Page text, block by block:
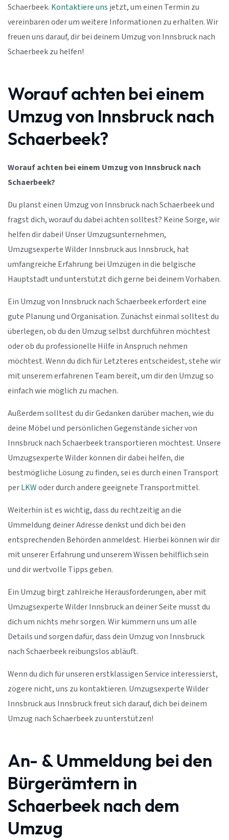
Schaerbeek. Kontaktiere uns jetzt, um einen Termin zu
vereinbaren oder um weitere Informationen zu erhalten. Wir
freuen uns darauf, dir bei deinem Umzug von Innsbruck nach
Schaerbeek zu helfen!
Worauf achten bei einem
Umzug von Innsbruck nach
Schaerbeek?
Worauf achten bei einem Umzug von Innsbruck nach
Schaerbeek?
Du planst einen Umzug von Innsbruck nach Schaerbeek und
fragst dich, worauf du dabei achten solltest? Keine Sorge, wir
helfen dir dabei! Unser Umzugsunternehmen,
Umzugsexperte Wilder Innsbruck aus Innsbruck, hat
umfangreiche Erfahrung bei Umzügen in die belgische
Hauptstadt und unterstützt dich gerne bei deinem Vorhaben.
Ein Umzug von Innsbruck nach Schaerbeek erfordert eine
gute Planung und Organisation. Zunächst einmal solltest du
überlegen, ob du den Umzug selbst durchführen möchtest
oder ob du professionelle Hilfe in Anspruch nehmen
möchtest. Wenn du dich für Letzteres entscheidest, stehe wir
mit unserem erfahrenen Team bereit, um dir den Umzug so
einfach wie möglich zu machen.
Außerdem solltest du dir Gedanken darüber machen, wie du
deine Möbel und persönlichen Gegenstände sicher von
Innsbruck nach Schaerbeek transportieren möchtest. Unsere
Umzugsexperte Wilder können dir dabei helfen, die
bestmögliche Lösung zu finden, sei es durch einen Transport
perLKWoder durch andere geeignete Transportmittel.
Weiterhin ist es wichtig, dass du rechtzeitig an die
Ummeldung deiner Adresse denkst und dich bei den
entsprechenden Behörden anmeldest. Hierbei können wir dir
mit unserer Erfahrung und unserem Wissen behilflich sein
und dir wertvolle Tipps geben.
Ein Umzug birgt zahlreiche Herausforderungen, aber mit
Umzugsexperte Wilder Innsbruck an deiner Seite musst du
dich um nichts mehr sorgen. Wir kümmern uns um alle
Details und sorgen dafür, dass dein Umzug von Innsbruck
nach Schaerbeek reibungslos abläuft.
Wenn du dich für unseren erstklassigen Service interessierst,
zögere nicht, uns zu kontaktieren. Umzugsexperte Wilder
Innsbruck aus Innsbruck freut sich darauf, dich bei deinem
Umzug nach Schaerbeek zu unterstützen!
An- & Ummeldung bei den
Bürgerämtern in
Schaerbeek nach dem
Umzug